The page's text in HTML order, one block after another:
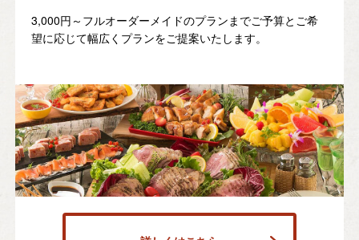
3,000円～フルオーダーメイドのプランまでご予算とご希
望に応じて幅広くプランをご提案いたします。